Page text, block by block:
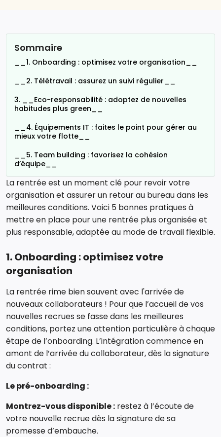
Sommaire
__1. Onboarding : optimisez votre organisation__
__2. Télétravail : assurez un suivi régulier__
3. __Eco-responsabilité : adoptez de nouvelles
habitudes plus green__
__4. Équipements IT : faites le point pour gérer au
mieux votre flotte__
__5. Team building : favorisez la cohésion
d’équipe__
La rentrée est un moment clé pour revoir votre
organisation et assurer un retour au bureau dans les
meilleures conditions. Voici 5 bonnes pratiques à
mettre en place pour une rentrée plus organisée et
plus responsable, adaptée au mode de travail flexible.
1. Onboarding : optimisez votre
organisation
La rentrée rime bien souvent avec l'arrivée de
nouveaux collaborateurs ! Pour que l’accueil de vos
nouvelles recrues se fasse dans les meilleures
conditions, portez une attention particulière à chaque
étape de l’onboarding. L’intégration commence en
amont de l’arrivée du collaborateur, dès la signature
du contrat :
Le pré-onboarding :
Montrez-vous disponible : restez à l’écoute de
votre nouvelle recrue dès la signature de sa
promesse d’embauche.